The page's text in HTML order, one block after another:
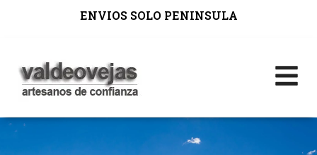
ENVIOS SOLO PENINSULA